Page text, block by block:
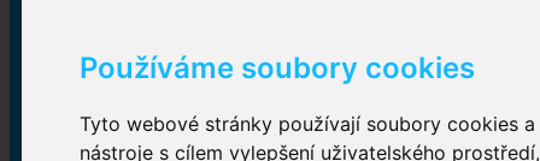
Používáme soubory cookies
Tyto webové stránky používají soubory cookies
nástroje s cílem vylepšení uživatelského
Inkontinenční kalhotky